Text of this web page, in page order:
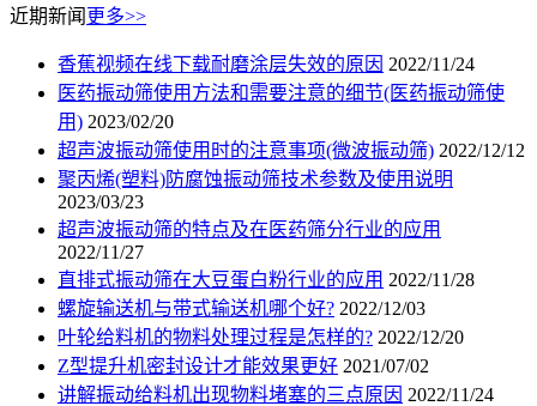
近期新闻 更多>>
香蕉视频在线下载耐磨涂层失效的原因 2022/11/24
医药振动筛使用方法和需要注意的细节(医药振动筛使
用) 2023/02/20
超声波振动筛使用时的注意事项(微波振动筛) 2022/12/12
聚丙烯(塑料)防腐蚀振动筛技术参数及使用说明
2023/03/23
超声波振动筛的特点及在医药筛分行业的应用
2022/11/27
直排式振动筛在大豆蛋白粉行业的应用 2022/11/28
螺旋输送机与带式输送机哪个好? 2022/12/03
叶轮给料机的物料处理过程是怎样的? 2022/12/20
Z型提升机密封设计才能效果更好 2021/07/02
讲解振动给料机出现物料堵塞的三点原因 2022/11/24